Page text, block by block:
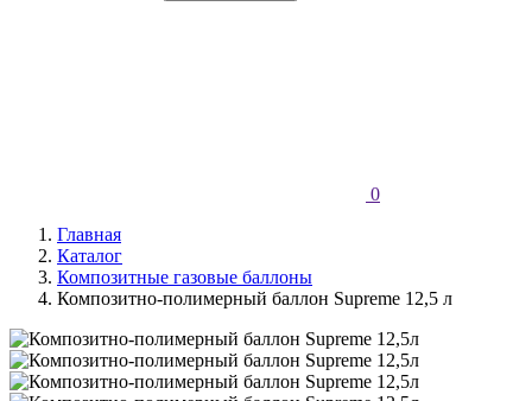
0
Главная
Каталог
Композитные газовые баллоны
Композитно-полимерный баллон Supreme 12,5 л